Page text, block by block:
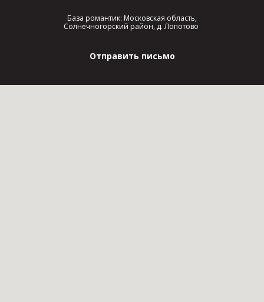
База романтик: Московская область,
Солнечногорский район, д. Лопотово
Отправить письмо